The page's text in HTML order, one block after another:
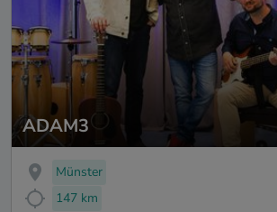
ADAM3
Münster
147 km